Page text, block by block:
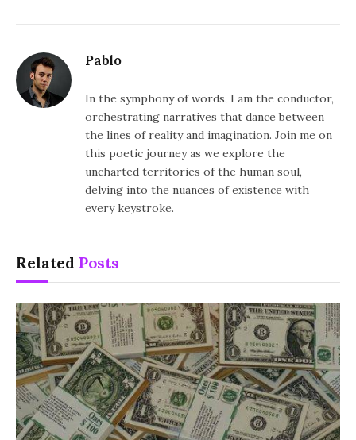
Pablo
In the symphony of words, I am the conductor,
orchestrating narratives that dance between
the lines of reality and imagination. Join me on
this poetic journey as we explore the
uncharted territories of the human soul,
delving into the nuances of existence with
every keystroke.
Related Posts